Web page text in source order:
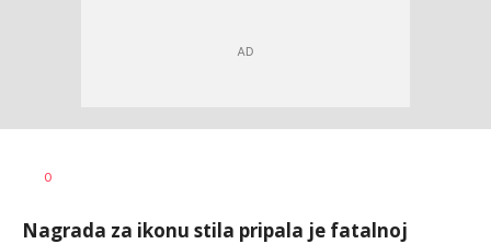
AUTOR
0
Nagrada za ikonu stila pripala je fatalnoj